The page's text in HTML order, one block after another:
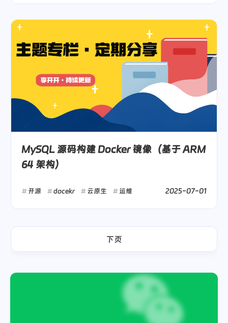
MySQL 源码构建 Docker 镜像（基于 ARM
64 架构）
开源 docekr 云原生 运维 2025-07-01
下页